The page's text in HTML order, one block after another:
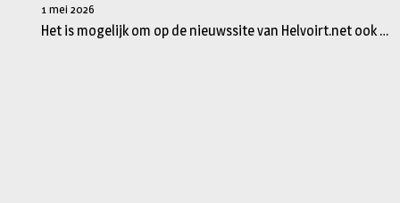
1 mei 2026
Het is mogelijk om op de nieuwssite van Helvoirt.net ook …